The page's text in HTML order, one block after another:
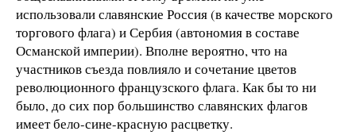
использовали славянские Россия (в качестве морского
торгового флага) и Сербия (автономия в составе
Османской империи). Вполне вероятно, что на
участников съезда повлияло и сочетание цветов
революционного французского флага. Как бы то ни
было, до сих пор большинство славянских флагов
имеет бело-сине-красную расцветку.